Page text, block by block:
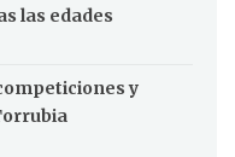
las edades
y